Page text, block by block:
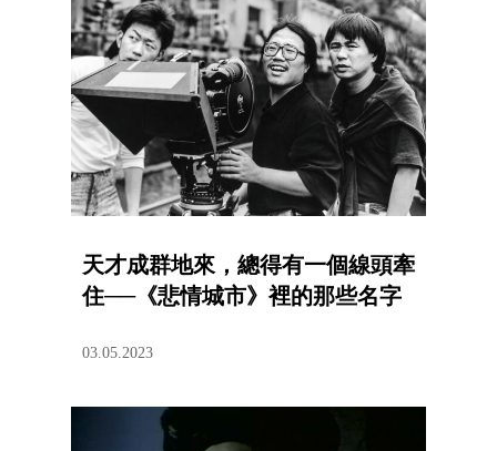
天才成群地來，總得有一個線頭牽
住──《悲情城市》裡的那些名字
03.05.2023